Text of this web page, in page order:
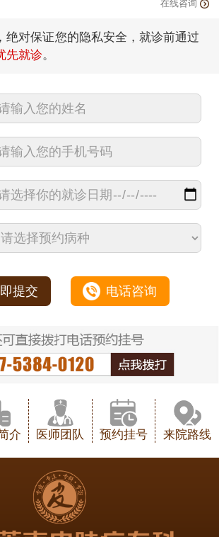
在线咨询
绝对保证您的隐私安全，就诊前通过
先就诊。
提交 电话咨询
介 医师团队 预约挂号 来院路线